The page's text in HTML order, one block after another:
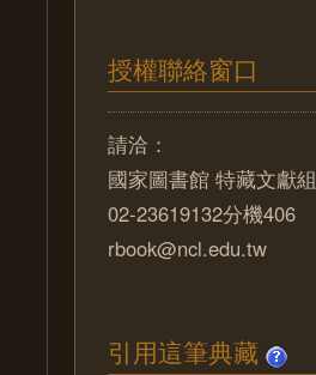
授權聯絡窗口
請洽：
國家圖書館 特藏文獻組
02-23619132分機406
rbook@ncl.edu.tw
引用這筆典藏